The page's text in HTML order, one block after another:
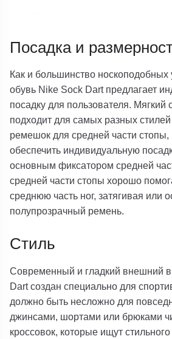
Посадка и
Как и большинство носкоподобных
обувь Nike Sock Dart предлагает
посадку для пользователя. Мягкий
подходит для самых разных
ремешок для средней части стопы,
обеспечить индивидуальную
основным фиксатором средней
средней части стопы хорошо
среднюю часть ног, затягивая или
полупрозрачный ремень.
Стиль
Современный и гладкий внешний
Dart создан специально для
должно быть несложно для
джинсами, шортами или брюками
кроссовок, которые ищут стильного